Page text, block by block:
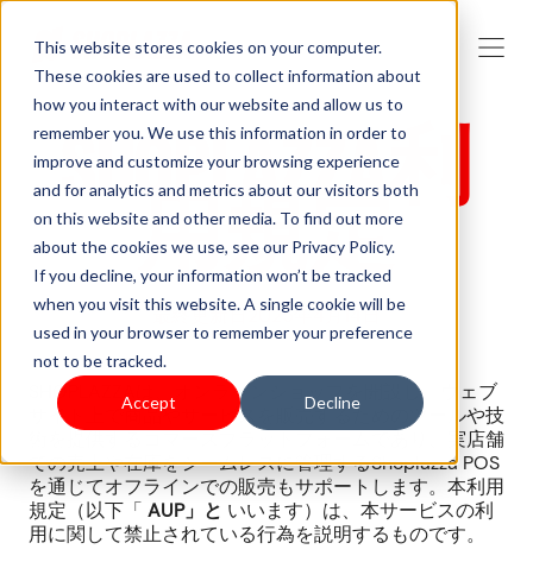
This website stores cookies on your computer.
These cookies are used to collect information about
how you interact with our website and allow us to
remember you. We use this information in order to
improve and customize your browsing experience
and for analytics and metrics about our visitors both
on this website and other media. To find out more
about the cookies we use, see our Privacy Policy.
If you decline, your information won’t be tracked
when you visit this website. A single cookie will be
used in your browser to remember your preference
not to be tracked.
Accept Decline
SHOPLAZZA利
用規定
最終更新日2025年4月14日
SHOPLAZZAは、オンラインショップを開設し、ウェブ
サイト上で商品やサービスを販売するためのツールや技
術を提供するコマースプラットフォームであり、実店舗
での売上や在庫をシームレスに管理するShoplazza POS
を通じてオフラインでの販売もサポートします。本利用
規定（以下「 AUP」と いいます）は、本サービスの利
用に関して禁止されている行為を説明するものです。